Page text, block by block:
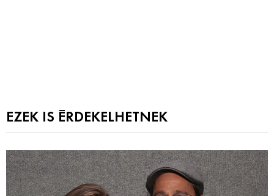
EZEK IS ÉRDEKELHETNEK